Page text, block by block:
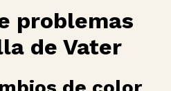
problemas
de Vater